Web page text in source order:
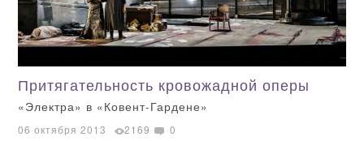
Притягательность кровожадной оперы
«Электра» в «Ковент-Гардене»
06 октября 2013 2169 0